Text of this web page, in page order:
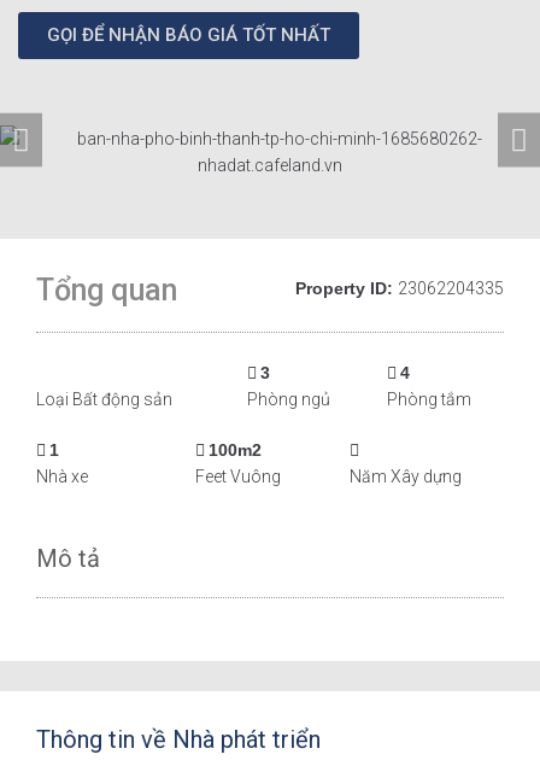
GỌI ĐỂ NHẬN BÁO GIÁ TỐT NHẤT
Tổng quan Property ID: 23062204335
Loại Bất động sản
3
Phòng ngủ
4
Phòng tắm
1
Nhà xe
100m2
Feet Vuông
Năm Xây dựng
Mô tả
Thông tin về Nhà phát triển